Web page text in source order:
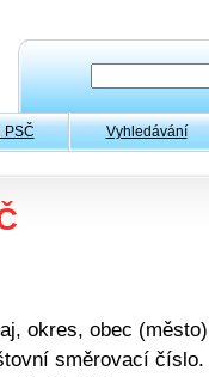
PSČ Vyhledávání
okres, obec
směrovací